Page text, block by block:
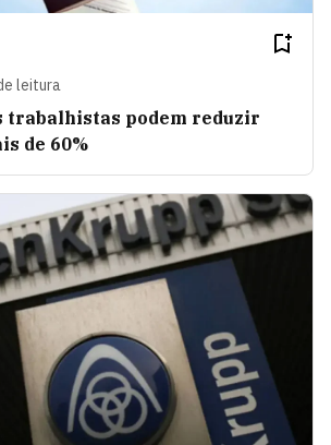
leitura
trabalhistas podem reduzir
de 60%